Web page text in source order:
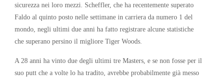
sicurezza nei loro mezzi. Scheffler, che ha recentemente superato
Faldo al quinto posto nelle settimane in carriera da numero 1 del
mondo, negli ultimi due anni ha fatto registrare alcune statistiche
che superano persino il migliore Tiger Woods.
A 28 anni ha vinto due degli ultimi tre Masters, e se non fosse per il
suo putt che a volte lo ha tradito, avrebbe probabilmente già messo